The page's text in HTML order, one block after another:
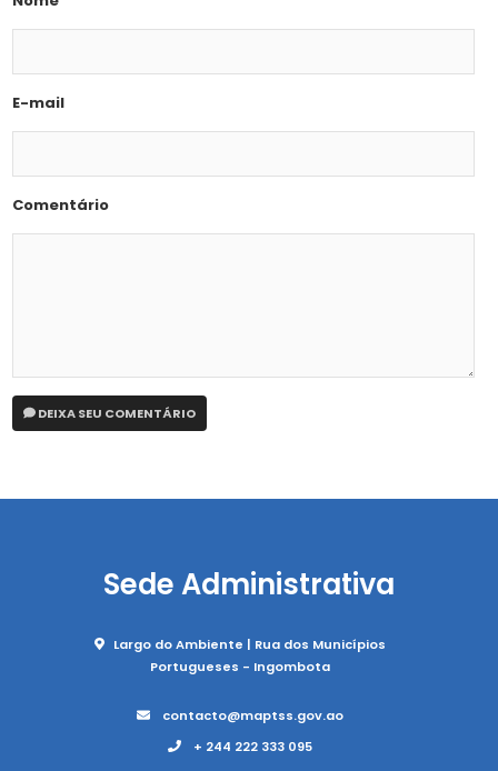
E-mail
Comentário
DEIXA SEU COMENTÁRIO
Sede Administrativa
Largo do Ambiente | Rua dos Municípios
Portugueses - Ingombota
contacto@maptss.gov.ao
+ 244 222 333 095